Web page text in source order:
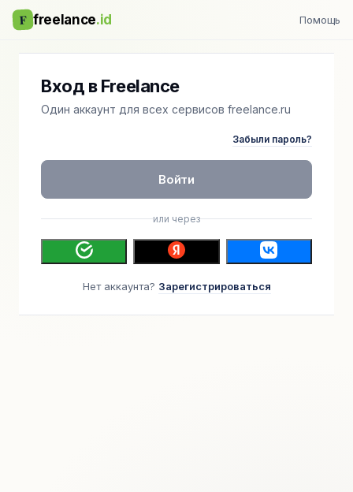
F freelance.id Помощь
Вход в Freelance
Один аккаунт для всех сервисов freelance.ru
Забыли пароль?
Войти
или через
Нет аккаунта? Зарегистрироваться